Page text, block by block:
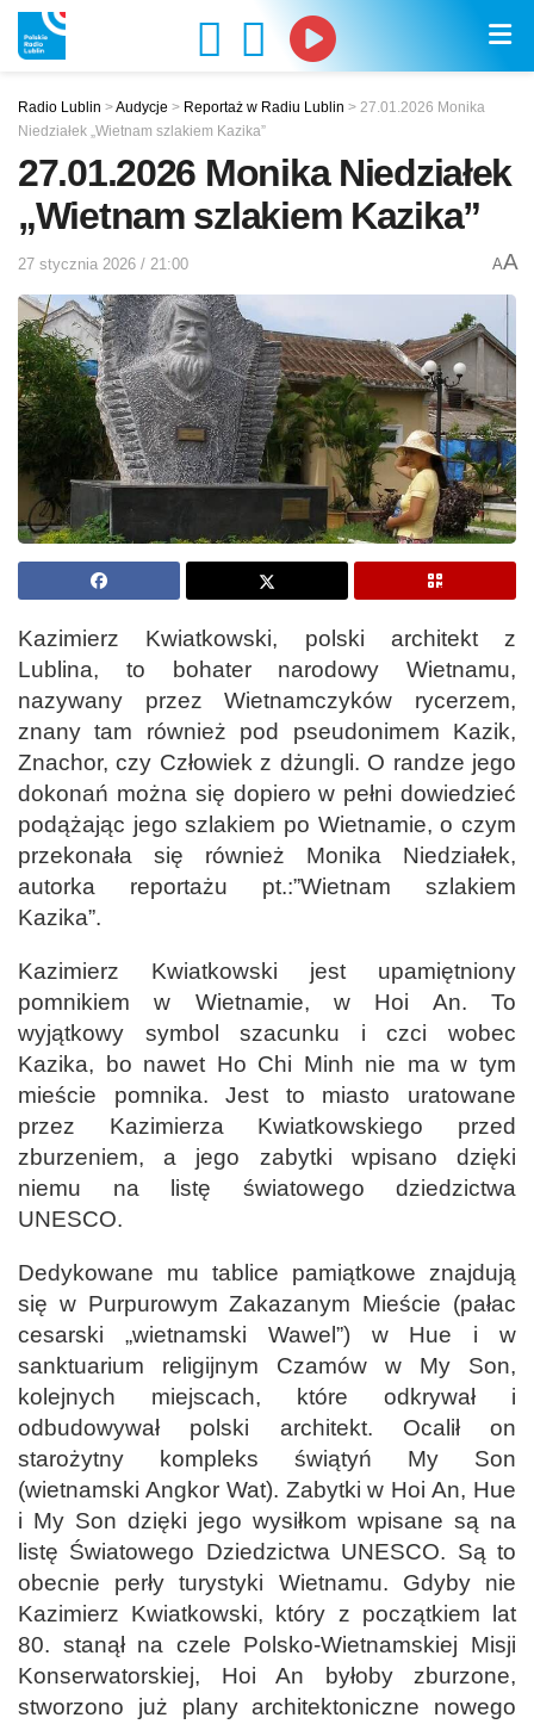
Radio Lublin >Audycje > Reportaż w Radiu Lublin > 27.01.2026 Monika
Niedziałek „Wietnam szlakiem Kazika”
27.01.2026 Monika Niedziałek
„Wietnam szlakiem Kazika”
27 stycznia 2026 / 21:00 AA
Kazimierz Kwiatkowski, polski architekt z
Lublina, to bohater narodowy Wietnamu,
nazywany przez Wietnamczyków rycerzem,
znany tam również pod pseudonimem Kazik,
Znachor, czy Człowiek z dżungli. O randze jego
dokonań można się dopiero w pełni dowiedzieć
podążając jego szlakiem po Wietnamie, o czym
przekonała się również Monika Niedziałek,
autorka reportażu pt.:”Wietnam szlakiem
Kazika”.
Kazimierz Kwiatkowski jest upamiętniony
pomnikiem w Wietnamie, w Hoi An. To
wyjątkowy symbol szacunku i czci wobec
Kazika, bo nawet Ho Chi Minh nie ma w tym
mieście pomnika. Jest to miasto uratowane
przez Kazimierza Kwiatkowskiego przed
zburzeniem, a jego zabytki wpisano dzięki
niemu na listę światowego dziedzictwa
UNESCO.
Dedykowane mu tablice pamiątkowe znajdują
się w Purpurowym Zakazanym Mieście (pałac
cesarski „wietnamski Wawel”) w Hue i w
sanktuarium religijnym Czamów w My Son,
kolejnych miejscach, które odkrywał i
odbudowywał polski architekt. Ocalił on
starożytny kompleks świątyń My Son
(wietnamski Angkor Wat). Zabytki w Hoi An, Hue
i My Son dzięki jego wysiłkom wpisane są na
listę Światowego Dziedzictwa UNESCO. Są to
obecnie perły turystyki Wietnamu. Gdyby nie
Kazimierz Kwiatkowski, który z początkiem lat
80. stanął na czele Polsko-Wietnamskiej Misji
Konserwatorskiej, Hoi An byłoby zburzone,
stworzono już plany architektoniczne nowego